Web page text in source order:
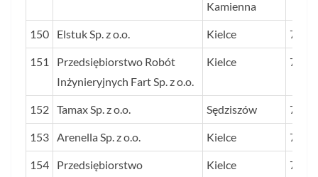
Kamienna
150 Elstuk Sp. z o.o. Kielce 76
151
Przedsiębiorstwo Robót
Inżynieryjnych Fart Sp. z o.o.
Kielce 75
152 Tamax Sp. z o.o. Sędziszów 73
153 Arenella Sp. z o.o. Kielce 72
154
Przedsiębiorstwo
Kielce 72